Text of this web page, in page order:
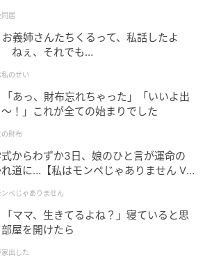
的で交際範囲が広く、恋愛にも能
系"は口が大きい傾向にありま
話好き、おしゃべり好きな面も。
て、あまりくよくよしないタイプ
きい人は行動力やアピール力があ
いとも言われています。また、生
ゃんの口は小さいけれど、成長し
と、口が大きくなっていくもの。
らかというと受動的で、狭く深い
。外よりも自分へのフォーカスが
なため、ひとつのことを極める職
同居
義姉さんたちくるって、私話したよ
ねぇ、それでも…
のせい
あっ、財布忘れちゃった」「いいよ出
！」これが全ての始まりでした
の財布
式からわずか3日、娘のひと言が運命の
道に…【私はモンペじゃありません Vo
ペじゃありません
ママ、生きてるよね？」寝ていると思
屋を開けたら
家出した